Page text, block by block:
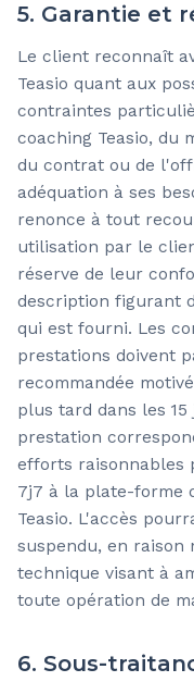
5. Garantie et
Le client reconnaît
Teasio quant aux
contraintes
coaching Teasio, du
du contrat ou de
adéquation à ses
renonce à tout
utilisation par le
réserve de leur
description figurant
qui est fourni. Les
prestations doivent
recommandée
plus tard dans les
prestation
efforts raisonnables
7j7 à la plate-forme
Teasio. L'accès
suspendu, en raison
technique visant à
toute opération de
6. Sous-